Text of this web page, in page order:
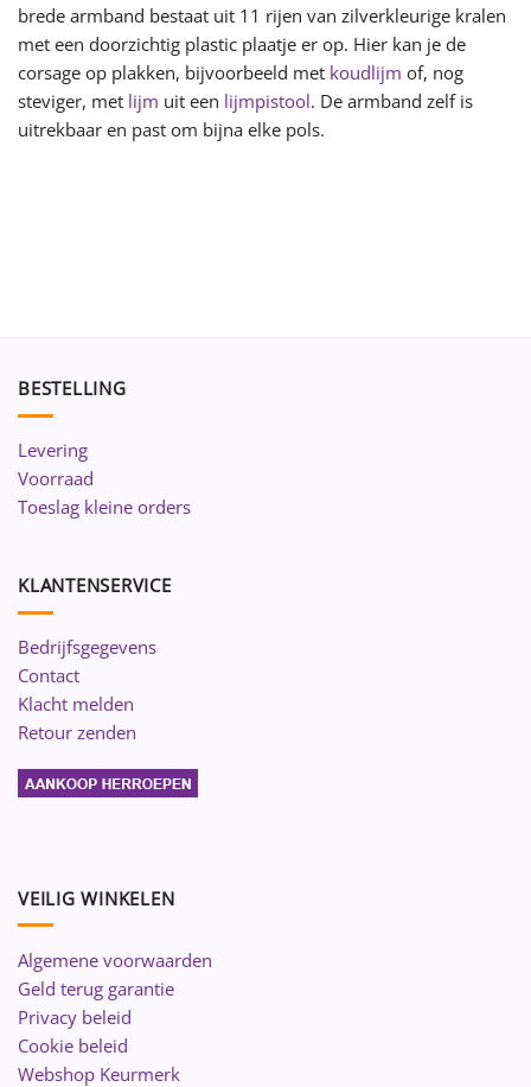
brede armband bestaat uit 11 rijen van zilverkleurige kralen
met een doorzichtig plastic plaatje er op. Hier kan je de
corsage op plakken, bijvoorbeeld met koudlijm of, nog
steviger, met lijm uit een lijmpistool. De armband zelf is
uitrekbaar en past om bijna elke pols.
BESTELLING
Levering
Voorraad
Toeslag kleine orders
KLANTENSERVICE
Bedrijfsgegevens
Contact
Klacht melden
Retour zenden
VEILIG WINKELEN
Algemene voorwaarden
Geld terug garantie
Privacy beleid
Cookie beleid
Webshop Keurmerk